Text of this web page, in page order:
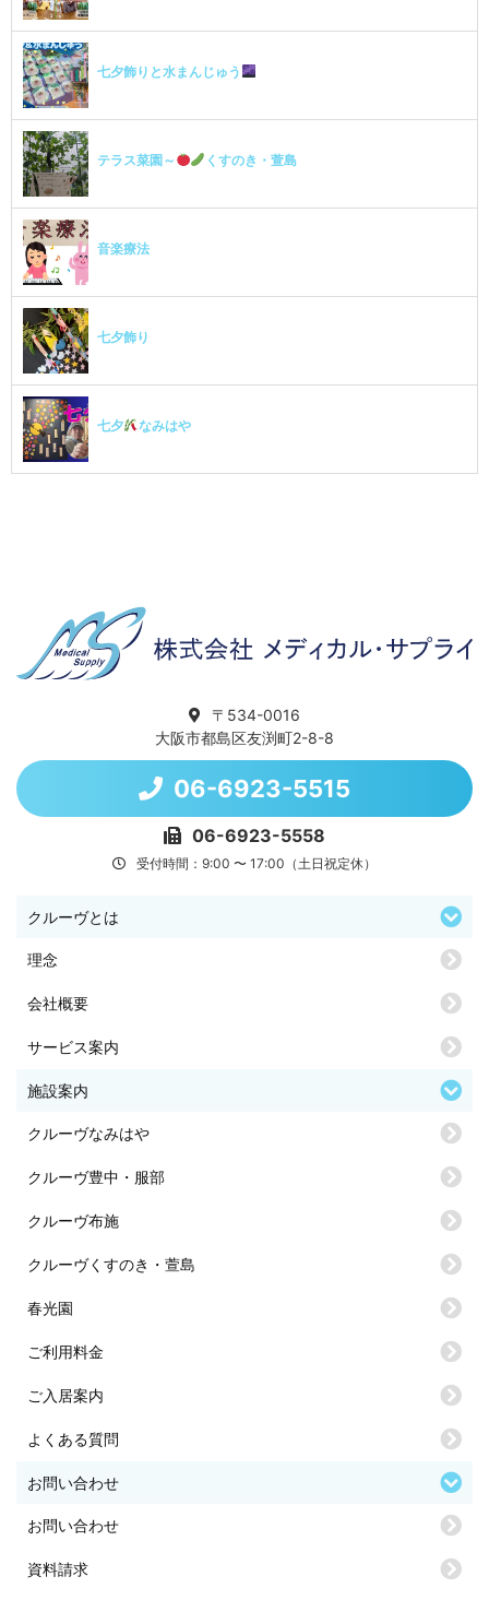
七夕飾りと水まんじゅう
テラス菜園～ くすのき・萱島
音楽療法
七夕飾り
七夕 なみはや
〒534-0016
大阪市都島区友渕町2-8-8
06-6923-5515
06-6923-5558
受付時間：9:00 〜 17:00（土日祝定休）
クルーヴとは
理念
会社概要
サービス案内
施設案内
クルーヴなみはや
クルーヴ豊中・服部
クルーヴ布施
クルーヴくすのき・萱島
春光園
ご利用料金
ご入居案内
よくある質問
お問い合わせ
お問い合わせ
資料請求